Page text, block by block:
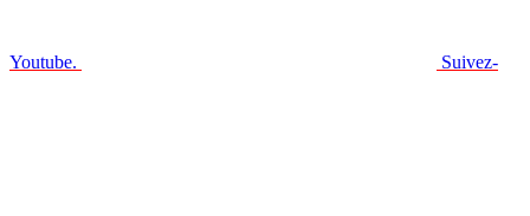
Youtube. Suivez-